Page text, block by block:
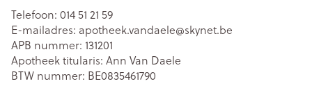
Telefoon: 014 51 21 59
E-mailadres: apotheek.vandaele@skynet.be
APB nummer: 131201
Apotheek titularis: Ann Van Daele
BTW nummer: BE0835461790